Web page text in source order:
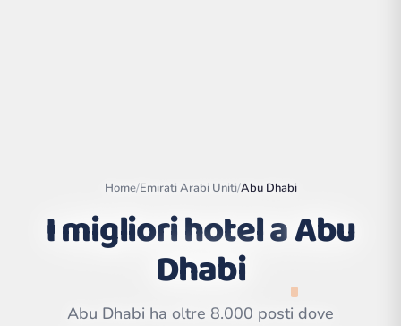
contributors | ©
CARTO
Home/Emirati Arabi Uniti/Abu Dhabi
I migliori hotel aAbu
Dhabi
Abu Dhabi ha oltre 8.000 posti dove